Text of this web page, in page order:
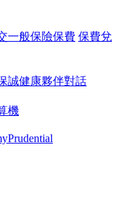
一般保險保費 保費兌
誠健康夥伴對話
機